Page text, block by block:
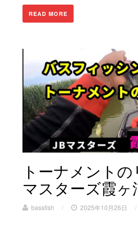
READ MORE
トーナメントの
マスターズ霞ヶ
bassfish / 2025年10月26日 /